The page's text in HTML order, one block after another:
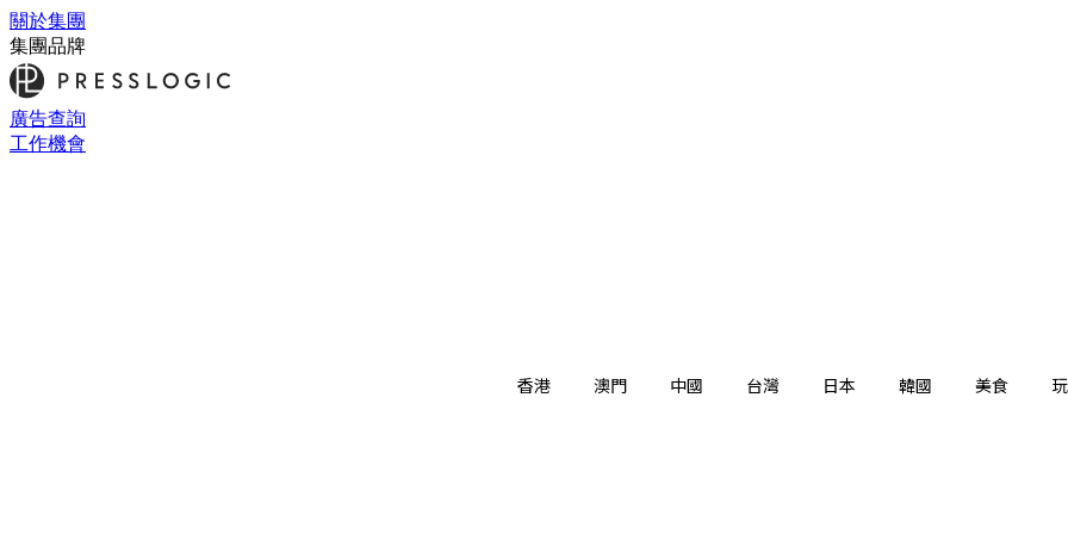
關於集團
集團品牌
廣告查詢
工作機會
香港 澳門 中國 台灣 日本 韓國 美食